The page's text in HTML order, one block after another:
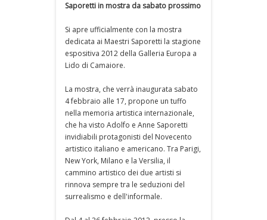
Saporetti in mostra da sabato prossimo
Si apre ufficialmente con la mostra
dedicata ai Maestri Saporetti la stagione
espositiva 2012 della Galleria Europa a
Lido di Camaiore.
La mostra, che verrà inaugurata sabato
4 febbraio alle 17, propone un tuffo
nella memoria artistica internazionale,
che ha visto Adolfo e Anne Saporetti
invidiabili protagonisti del Novecento
artistico italiano e americano. Tra Parigi,
New York, Milano e la Versilia, il
cammino artistico dei due artisti si
rinnova sempre tra le seduzioni del
surrealismo e dell'informale.